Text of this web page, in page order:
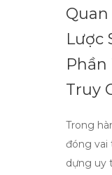
Lược
Truy
Trong
đóng vai
dựng uy